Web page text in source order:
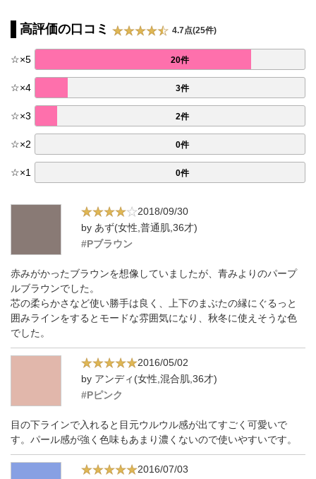
高評価の口コミ 4.7点(25件)
☆×5 20件
☆×4 3件
☆×3 2件
☆×2 0件
☆×1 0件
2018/09/30
by あず(女性,普通肌,36才)
#Pブラウン
赤みがかったブラウンを想像していましたが、青みよりのパープ
ルブラウンでした。
芯の柔らかさなど使い勝手は良く、上下のまぶたの縁にぐるっと
囲みラインをするとモードな雰囲気になり、秋冬に使えそうな色
でした。
2016/05/02
by アンディ(女性,混合肌,36才)
#Pピンク
目の下ラインで入れると目元ウルウル感が出てすごく可愛いで
す。パール感が強く色味もあまり濃くないので使いやすいです。
2016/07/03